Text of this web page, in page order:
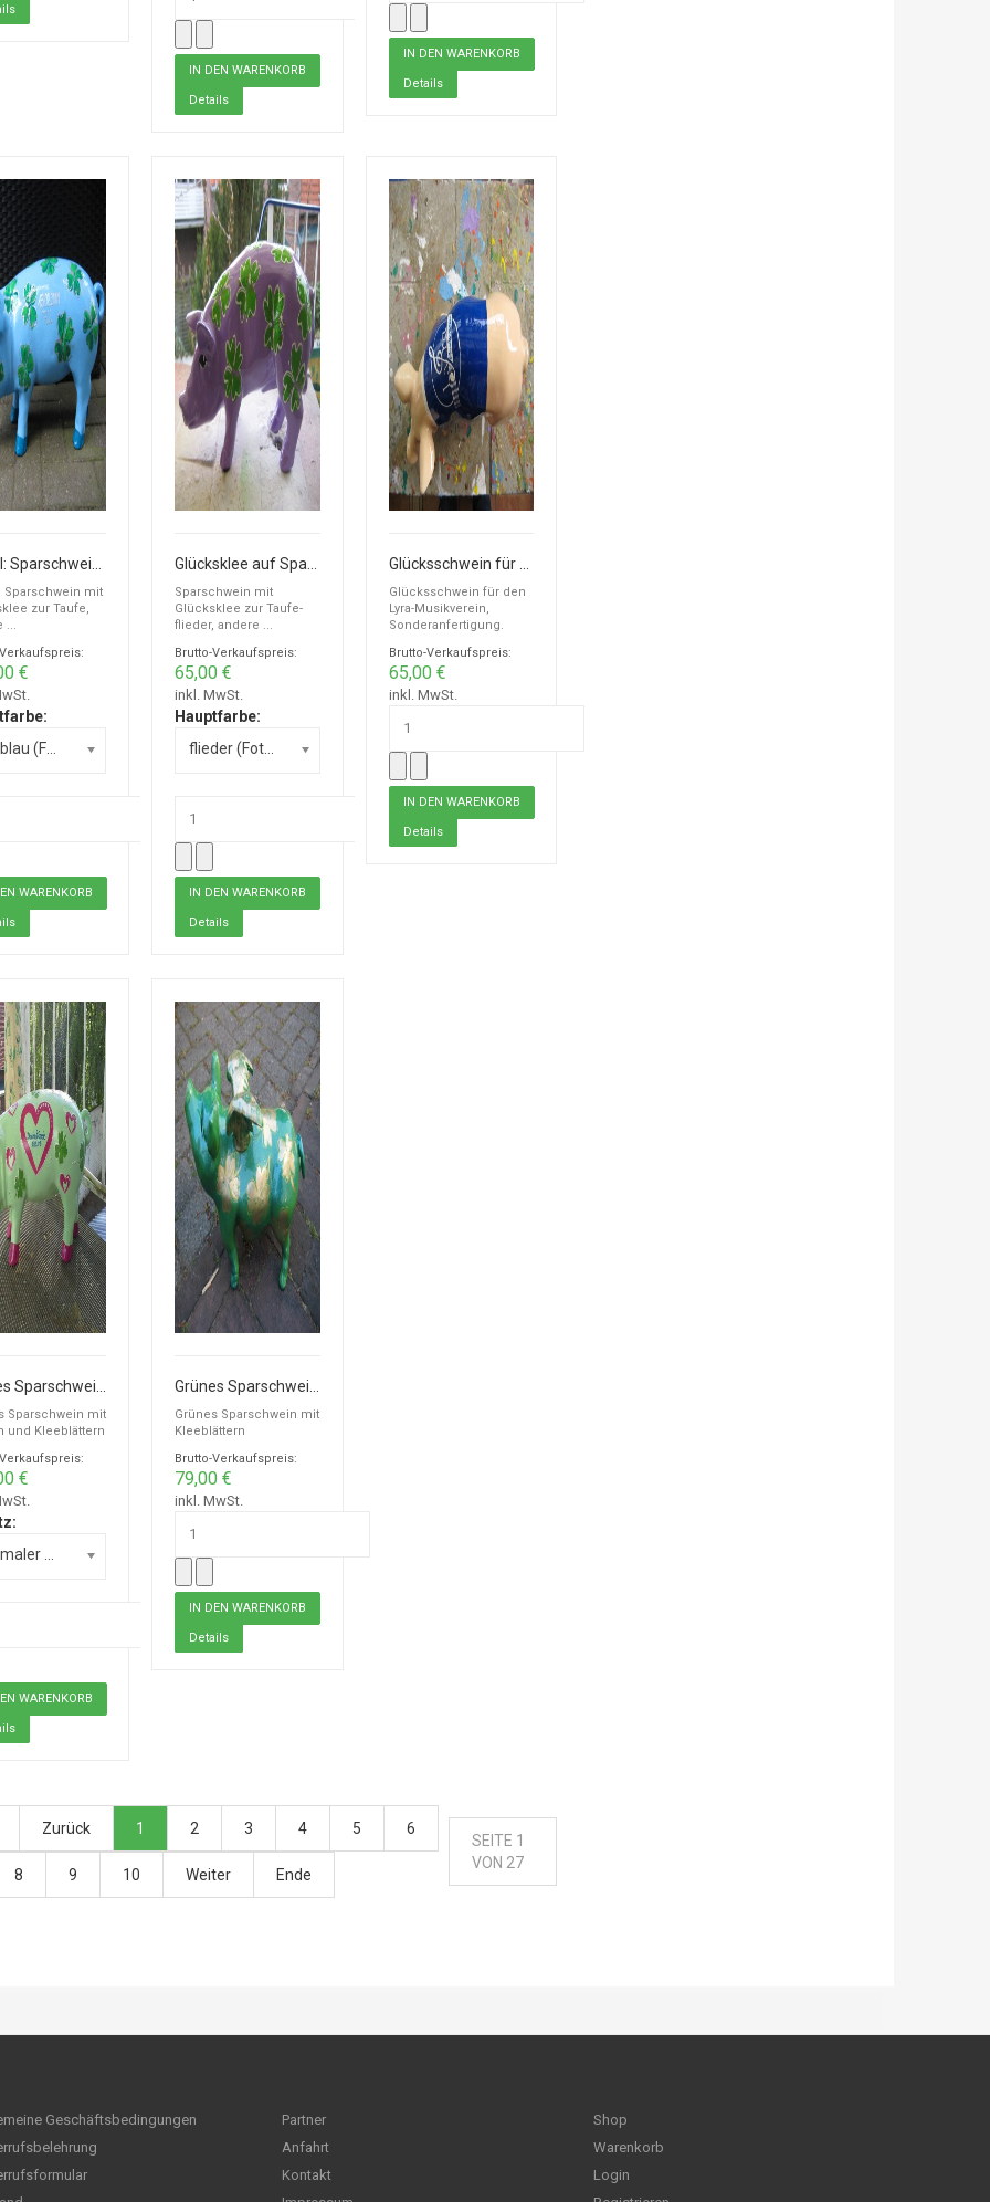
Details
Details
Sparschwein mit
zur Taufe,
...
€
Sparschwein mit
Glücksklee zur Taufe-
flieder, andere ...
Brutto-Verkaufspreis:
65,00 €
inkl. MwSt.
Hauptfarbe:
Details
Glücksschwein für den
Lyra-Musikverein,
Sonderanfertigung.
Brutto-Verkaufspreis:
65,00 €
inkl. MwSt.
Details
Sparschwein mit
und Kleeblättern
€
Grünes Sparschwein mit
Kleeblättern
Brutto-Verkaufspreis:
79,00 €
inkl. MwSt.
Details
Zurück 1 2 3 4 5 6
8 9 10 Weiter Ende
SEITE 1
VON 27
Geschäftsbedingungen
Partner
Anfahrt
Kontakt
Shop
Warenkorb
Login